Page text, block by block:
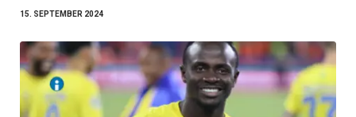
15. SEPTEMBER 2024